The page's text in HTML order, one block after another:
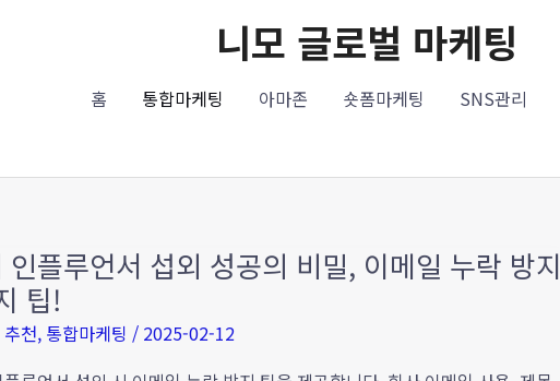
니모 글로벌 마케팅
홈 통합마케팅 아마존 숏폼마케팅 SNS관리
인플루언서 섭외 성공의 비밀, 이메일 누락 방지
팁!
천, 통합마케팅 / 2025-02-12